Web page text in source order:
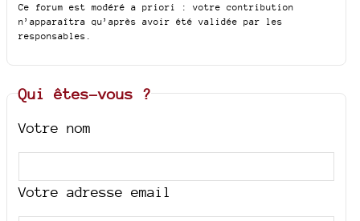
Ce forum est modéré a priori : votre contribution
n’apparaîtra qu’après avoir été validée par les
responsables.
Qui êtes-vous ?
Votre nom
Votre adresse email